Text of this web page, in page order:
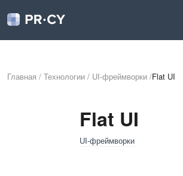
Главная / Технологии / UI-фреймворки /Flat UI
Flat UI
UI-фреймворки